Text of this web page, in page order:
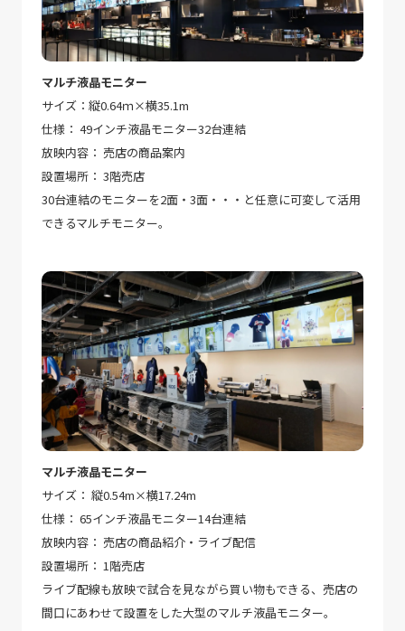
マルチ液晶モニター
サイズ：縦0.64ｍ×横35.1m
仕様： 49インチ液晶モニター32台連結
放映内容： 売店の商品案内
設置場所： 3階売店
30台連結のモニターを2面・3面・・・と任意に可変して活用
できるマルチモニター。
マルチ液晶モニター
サイズ： 縦0.54m×横17.24m
仕様： 65インチ液晶モニター14台連結
放映内容： 売店の商品紹介・ライブ配信
設置場所： 1階売店
ライブ配線も放映で試合を見ながら買い物もできる、売店の
間口にあわせて設置をした大型のマルチ液晶モニター。